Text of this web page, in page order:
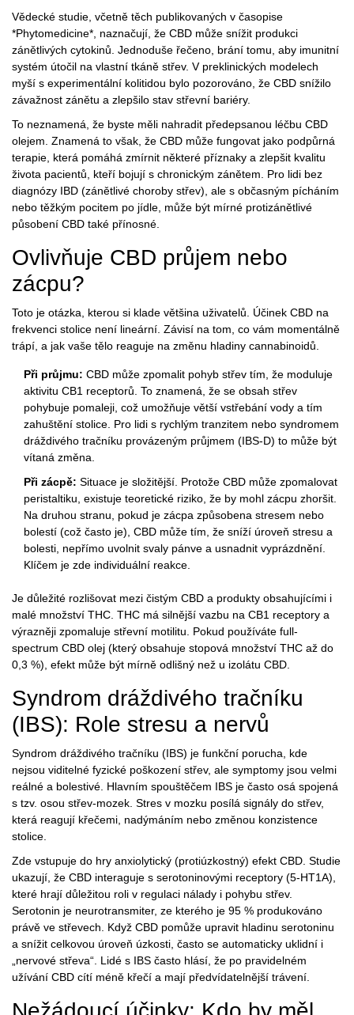
Vědecké studie, včetně těch publikovaných v časopise
*Phytomedicine*, naznačují, že CBD může snížit produkci
zánětlivých cytokinů. Jednoduše řečeno, brání tomu, aby imunitní
systém útočil na vlastní tkáně střev. V preklinických modelech
myší s experimentální kolitidou bylo pozorováno, že CBD snížilo
závažnost zánětu a zlepšilo stav střevní bariéry.
To neznamená, že byste měli nahradit předepsanou léčbu CBD
olejem. Znamená to však, že CBD může fungovat jako podpůrná
terapie, která pomáhá zmírnit některé příznaky a zlepšit kvalitu
života pacientů, kteří bojují s chronickým zánětem. Pro lidi bez
diagnózy IBD (zánětlivé choroby střev), ale s občasným pícháním
nebo těžkým pocitem po jídle, může být mírné protizánětlivé
působení CBD také přínosné.
Ovlivňuje CBD průjem nebo
zácpu?
Toto je otázka, kterou si klade většina uživatelů. Účinek CBD na
frekvenci stolice není lineární. Závisí na tom, co vám momentálně
trápí, a jak vaše tělo reaguje na změnu hladiny cannabinoidů.
Při průjmu: CBD může zpomalit pohyb střev tím, že moduluje
aktivitu CB1 receptorů. To znamená, že se obsah střev
pohybuje pomaleji, což umožňuje větší vstřebání vody a tím
zahuštění stolice. Pro lidi s rychlým tranzitem nebo syndromem
dráždivého tračníku provázeným průjmem (IBS-D) to může být
vítaná změna.
Při zácpě: Situace je složitější. Protože CBD může zpomalovat
peristaltiku, existuje teoretické riziko, že by mohl zácpu zhoršit.
Na druhou stranu, pokud je zácpa způsobena stresem nebo
bolestí (což často je), CBD může tím, že sníží úroveň stresu a
bolesti, nepřímo uvolnit svaly pánve a usnadnit vyprázdnění.
Klíčem je zde individuální reakce.
Je důležité rozlišovat mezi čistým CBD a produkty obsahujícími i
malé množství THC. THC má silnější vazbu na CB1 receptory a
výrazněji zpomaluje střevní motilitu. Pokud používáte full-
spectrum CBD olej (který obsahuje stopová množství THC až do
0,3 %), efekt může být mírně odlišný než u izolátu CBD.
Syndrom dráždivého tračníku
(IBS): Role stresu a nervů
Syndrom dráždivého tračníku (IBS) je funkční porucha, kde
nejsou viditelné fyzické poškození střev, ale symptomy jsou velmi
reálné a bolestivé. Hlavním spouštěčem IBS je často osá spojená
s tzv. osou střev-mozek. Stres v mozku posílá signály do střev,
která reagují křečemi, nadýmáním nebo změnou konzistence
stolice.
Zde vstupuje do hry anxiolytický (protiúzkostný) efekt CBD. Studie
ukazují, že CBD interaguje s serotoninovými receptory (5-HT1A),
které hrají důležitou roli v regulaci nálady i pohybu střev.
Serotonin je neurotransmiter, ze kterého je 95 % produkováno
právě ve střevech. Když CBD pomůže upravit hladinu serotoninu
a snížit celkovou úroveň úzkosti, často se automaticky uklidní i
„nervové střeva“. Lidé s IBS často hlásí, že po pravidelném
užívání CBD cítí méně křečí a mají předvídatelnější trávení.